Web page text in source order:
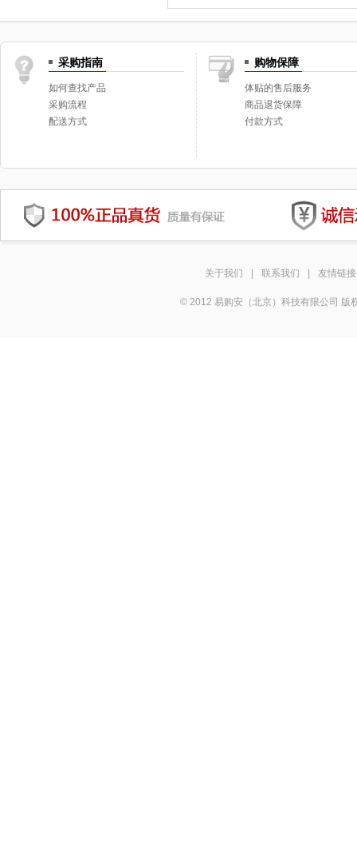
采购指南
如何查找产品
采购流程
配送方式
购物保障
体贴的售后服务
商品退货保障
付款方式
关于我们 联系我们 友情链接
© 2012 易购安（北京）科技有限公司 版